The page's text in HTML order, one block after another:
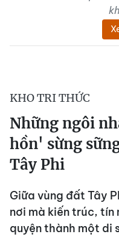
KHO TRI THỨC
Những ngôi
hồn' sừng
Tây Phi
Giữa vùng đất Tây
nơi mà kiến trúc, tín
quyện thành một di